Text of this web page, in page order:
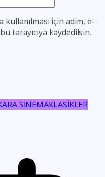
için adım, e-
tarayıcıya kaydedilsin.
SİNEMAKLASİKLER